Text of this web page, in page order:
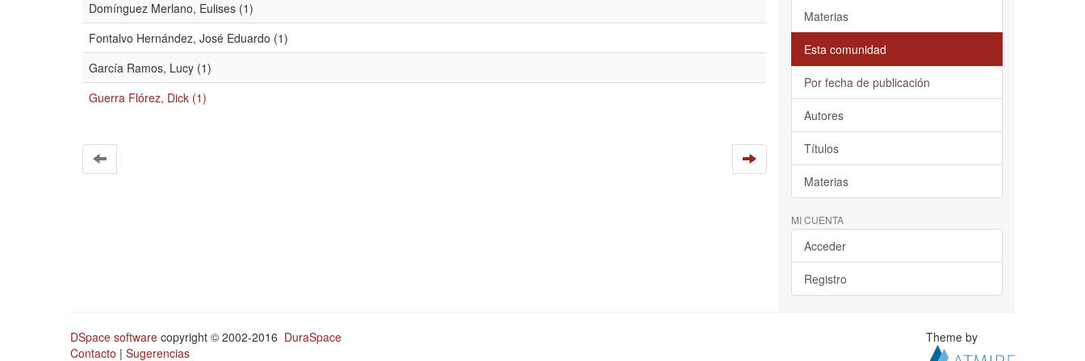
Domínguez Merlano, Eulises (1)
Fontalvo Hernández, José Eduardo (1)
García Ramos, Lucy (1)
Guerra Flórez, Dick (1)
Materias
Esta comunidad
Por fecha de publicación
Autores
Títulos
Materias
MI CUENTA
Acceder
Registro
DSpace software copyright © 2002-2016 DuraSpace
Contacto | Sugerencias
Theme by